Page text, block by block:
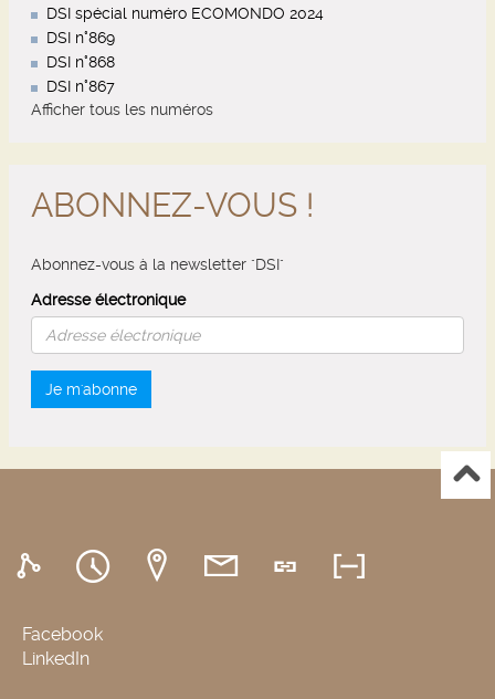
DSI spécial numéro ECOMONDO 2024
DSI n°869
DSI n°868
DSI n°867
Afficher tous les numéros
ABONNEZ-VOUS !
Abonnez-vous à la newsletter "DSI"
Adresse électronique
Je m'abonne
Facebook
LinkedIn